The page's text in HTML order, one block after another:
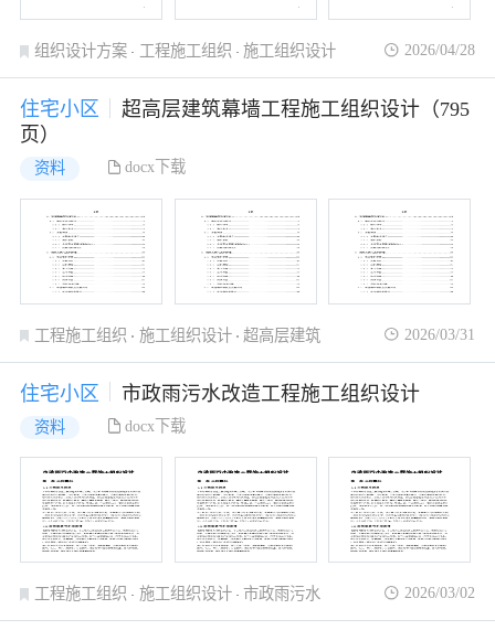
组织设计方案 工程施工组织 施工组织设计 2026/04/28
住宅小区
超高层建筑幕墙工程施工组织设计（795
页）
资料 docx下载
工程施工组织 施工组织设计 超高层建筑 2026/03/31
住宅小区 市政雨污水改造工程施工组织设计
资料 docx下载
工程施工组织 施工组织设计 市政雨污水 2026/03/02